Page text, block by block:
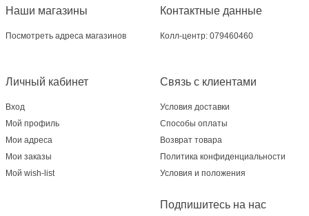
Наши магазины
Посмотреть адреса магазинов
Связь с клиентами
Условия доставки
Способы оплаты
Возврат товара
Политика конфиденциальности
Условия и положения
Личный кабинет
Вход
Мой профиль
Мои адреса
Мои заказы
Мой wish-list
Контактные данные
Колл-центр: 079460460
Подпишитесь на нас